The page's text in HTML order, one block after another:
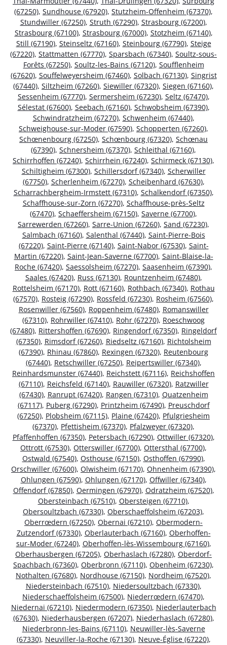
(67250), Sundhouse (67920), Stutzheim-Offenheim (67370),
Stundwiller (67250), Struth (67290), Strasbourg (67200),
Strasbourg (67100), Strasbourg (67000), Stotzheim (67140),
Still (67190), Steinseltz (67160), Steinbourg (67790), Steige
(67220), Stattmatten (67770), Sparsbach (67340), Soultz-sous-
Forêts (67250), Soultz-les-Bains (67120), Soufflenheim
(67620), Souffelweyersheim (67460), Solbach (67130), Singrist
(67440), Siltzheim (67260), Siewiller (67320), Siegen (67160),
Sessenheim (67770), Sermersheim (67230), Seltz (67470),
Sélestat (67600), Seebach (67160), Schwobsheim (67390),
Schwindratzheim (67270), Schwenheim (67440),
Schweighouse-sur-Moder (67590), Schopperten (67260),
Schœnenbourg (67250), Schœnbourg (67320), Schœnau
(67390), Schnersheim (67370), Schleithal (67160),
Schirrhoffen (67240), Schirrhein (67240), Schirmeck (67130),
Schiltigheim (67300), Schillersdorf (67340), Scherwiller
(67750), Scherlenheim (67270), Scheibenhard (67630),
Scharrachbergheim-Irmstett (67310), Schalkendorf (67350),
Schaffhouse-sur-Zorn (67270), Schaffhouse-près-Seltz
(67470), Schaeffersheim (67150), Saverne (67700),
Sarrewerden (67260), Sarre-Union (67260), Sand (67230),
Salmbach (67160), Salenthal (67440), Saint-Pierre-Bois
(67220), Saint-Pierre (67140), Saint-Nabor (67530), Saint-
Martin (67220), Saint-Jean-Saverne (67700), Saint-Blaise-la-
Roche (67420), Saessolsheim (67270), Saasenheim (67390),
Saales (67420), Russ (67130), Rountzenheim (67480),
Rottelsheim (67170), Rott (67160), Rothbach (67340), Rothau
(67570), Rosteig (67290), Rossfeld (67230), Rosheim (67560),
Rosenwiller (67560), Roppenheim (67480), Romanswiller
(67310), Rohrwiller (67410), Rohr (67270), Roeschwoog
(67480), Rittershoffen (67690), Ringendorf (67350), Ringeldorf
(67350), Rimsdorf (67260), Riedseltz (67160), Richtolsheim
(67390), Rhinau (67860), Rexingen (67320), Reutenbourg
(67440), Retschwiller (67250), Reipertswiller (67340),
Reinhardsmunster (67440), Reichstett (67116), Reichshoffen
(67110), Reichsfeld (67140), Rauwiller (67320), Ratzwiller
(67430), Ranrupt (67420), Rangen (67310), Quatzenheim
(67117), Puberg (67290), Printzheim (67490), Preuschdorf
(67250), Plobsheim (67115), Plaine (67420), Pfulgriesheim
(67370), Pfettisheim (67370), Pfalzweyer (67320),
Pfaffenhoffen (67350), Petersbach (67290), Ottwiller (67320),
Ottrott (67530), Otterswiller (67700), Ottersthal (67700),
Ostwald (67540), Osthouse (67150), Osthoffen (67990),
Orschwiller (67600), Olwisheim (67170), Ohnenheim (67390),
Ohlungen (67590), Ohlungen (67170), Offwiller (67340),
Offendorf (67850), Oermingen (67970), Odratzheim (67520),
Obersteinbach (67510), Obersteigen (67710),
Obersoultzbach (67330), Oberschaeffolsheim (67203),
Oberrœdern (67250), Obernai (67210), Obermodern-
Zutzendorf (67330), Oberlauterbach (67160), Oberhoffen-
sur-Moder (67240), Oberhoffen-lès-Wissembourg (67160),
Oberhausbergen (67205), Oberhaslach (67280), Oberdorf-
Spachbach (67360), Oberbronn (67110), Obenheim (67230),
Nothalten (67680), Nordhouse (67150), Nordheim (67520),
Niedersteinbach (67510), Niedersoultzbach (67330),
Niederschaeffolsheim (67500), Niederrœdern (67470),
Niedernai (67210), Niedermodern (67350), Niederlauterbach
(67630), Niederhausbergen (67207), Niederhaslach (67280),
Niederbronn-les-Bains (67110), Neuwiller-lès-Saverne
(67330), Neuviller-la-Roche (67130), Neuve-Église (67220),